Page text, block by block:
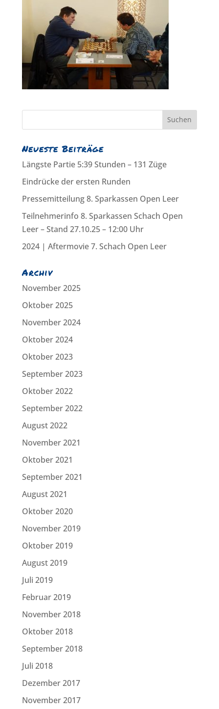
Neueste Beiträge
Längste Partie 5:39 Stunden – 131 Züge
Eindrücke der ersten Runden
Pressemitteilung 8. Sparkassen Open Leer
Teilnehmerinfo 8. Sparkassen Schach Open
Leer – Stand 27.10.25 – 12:00 Uhr
2024 | Aftermovie 7. Schach Open Leer
Archiv
November 2025
Oktober 2025
November 2024
Oktober 2024
Oktober 2023
September 2023
Oktober 2022
September 2022
August 2022
November 2021
Oktober 2021
September 2021
August 2021
Oktober 2020
November 2019
Oktober 2019
August 2019
Juli 2019
Februar 2019
November 2018
Oktober 2018
September 2018
Juli 2018
Dezember 2017
November 2017